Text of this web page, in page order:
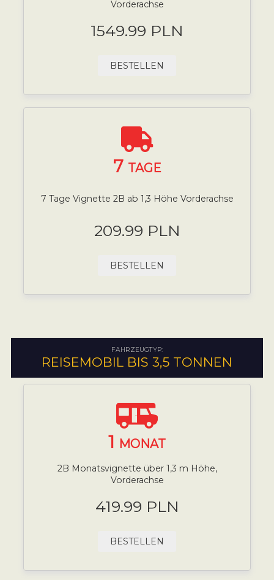
Vorderachse
1549.99 PLN
BESTELLEN
7 TAGE
7 Tage Vignette 2B ab 1,3 Höhe Vorderachse
209.99 PLN
BESTELLEN
FAHRZEUGTYP:
REISEMOBIL BIS 3,5 TONNEN
1 MONAT
2B Monatsvignette über 1,3 m Höhe,
Vorderachse
419.99 PLN
BESTELLEN